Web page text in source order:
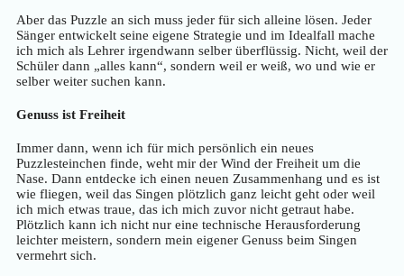
Aber das Puzzle an sich muss jeder für sich alleine lösen. Jeder
Sänger entwickelt seine eigene Strategie und im Idealfall mache
ich mich als Lehrer irgendwann selber überflüssig. Nicht, weil der
Schüler dann „alles kann“, sondern weil er weiß, wo und wie er
selber weiter suchen kann.
Genuss ist Freiheit
Immer dann, wenn ich für mich persönlich ein neues
Puzzlesteinchen finde, weht mir der Wind der Freiheit um die
Nase. Dann entdecke ich einen neuen Zusammenhang und es ist
wie fliegen, weil das Singen plötzlich ganz leicht geht oder weil
ich mich etwas traue, das ich mich zuvor nicht getraut habe.
Plötzlich kann ich nicht nur eine technische Herausforderung
leichter meistern, sondern mein eigener Genuss beim Singen
vermehrt sich.